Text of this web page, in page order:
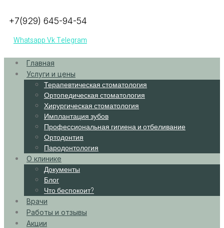
+7(929) 645-94-54
WhatsappVkTelegram
Главная
Услуги и цены
Терапевтическая стоматология
Ортопедическая стоматология
Хирургическая стоматология
Имплантация зубов
Профессиональная гигиена и отбеливание
Ортодонтия
Пародонтология
О клинике
Документы
Блог
Что беспокоит?
Врачи
Работы и отзывы
Акции